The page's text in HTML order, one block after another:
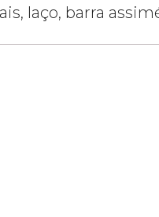
laço, barra